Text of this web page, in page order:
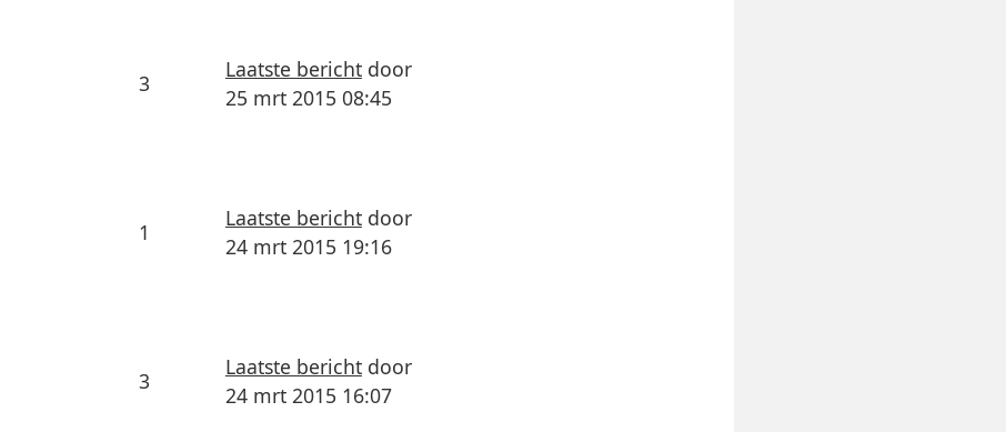
3
Laatste berichtdoor
25 mrt 2015 08:45
1
Laatste berichtdoor
24 mrt 2015 19:16
3
Laatste berichtdoor
24 mrt 2015 16:07